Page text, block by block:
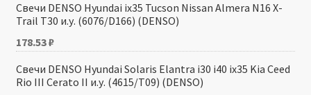
Свечи DENSO Hyundai ix35 Tucson Nissan Almera N16 X-
Trail T30 и.у. (6076/D166) (DENSO)
178.53₽
Свечи DENSO Hyundai Solaris Elantra i30 i40 ix35 Kia Ceed
Rio III Cerato II и.у. (4615/T09) (DENSO)